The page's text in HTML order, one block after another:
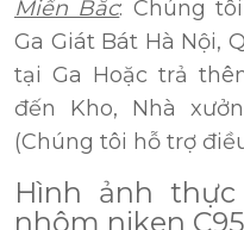
Miền Bắc: Chúng
Ga Giát Bát Hà Nội,
tại Ga Hoặc trả
đến Kho, Nhà
(Chúng tôi hỗ trợ
Hình ảnh
nhôm niken